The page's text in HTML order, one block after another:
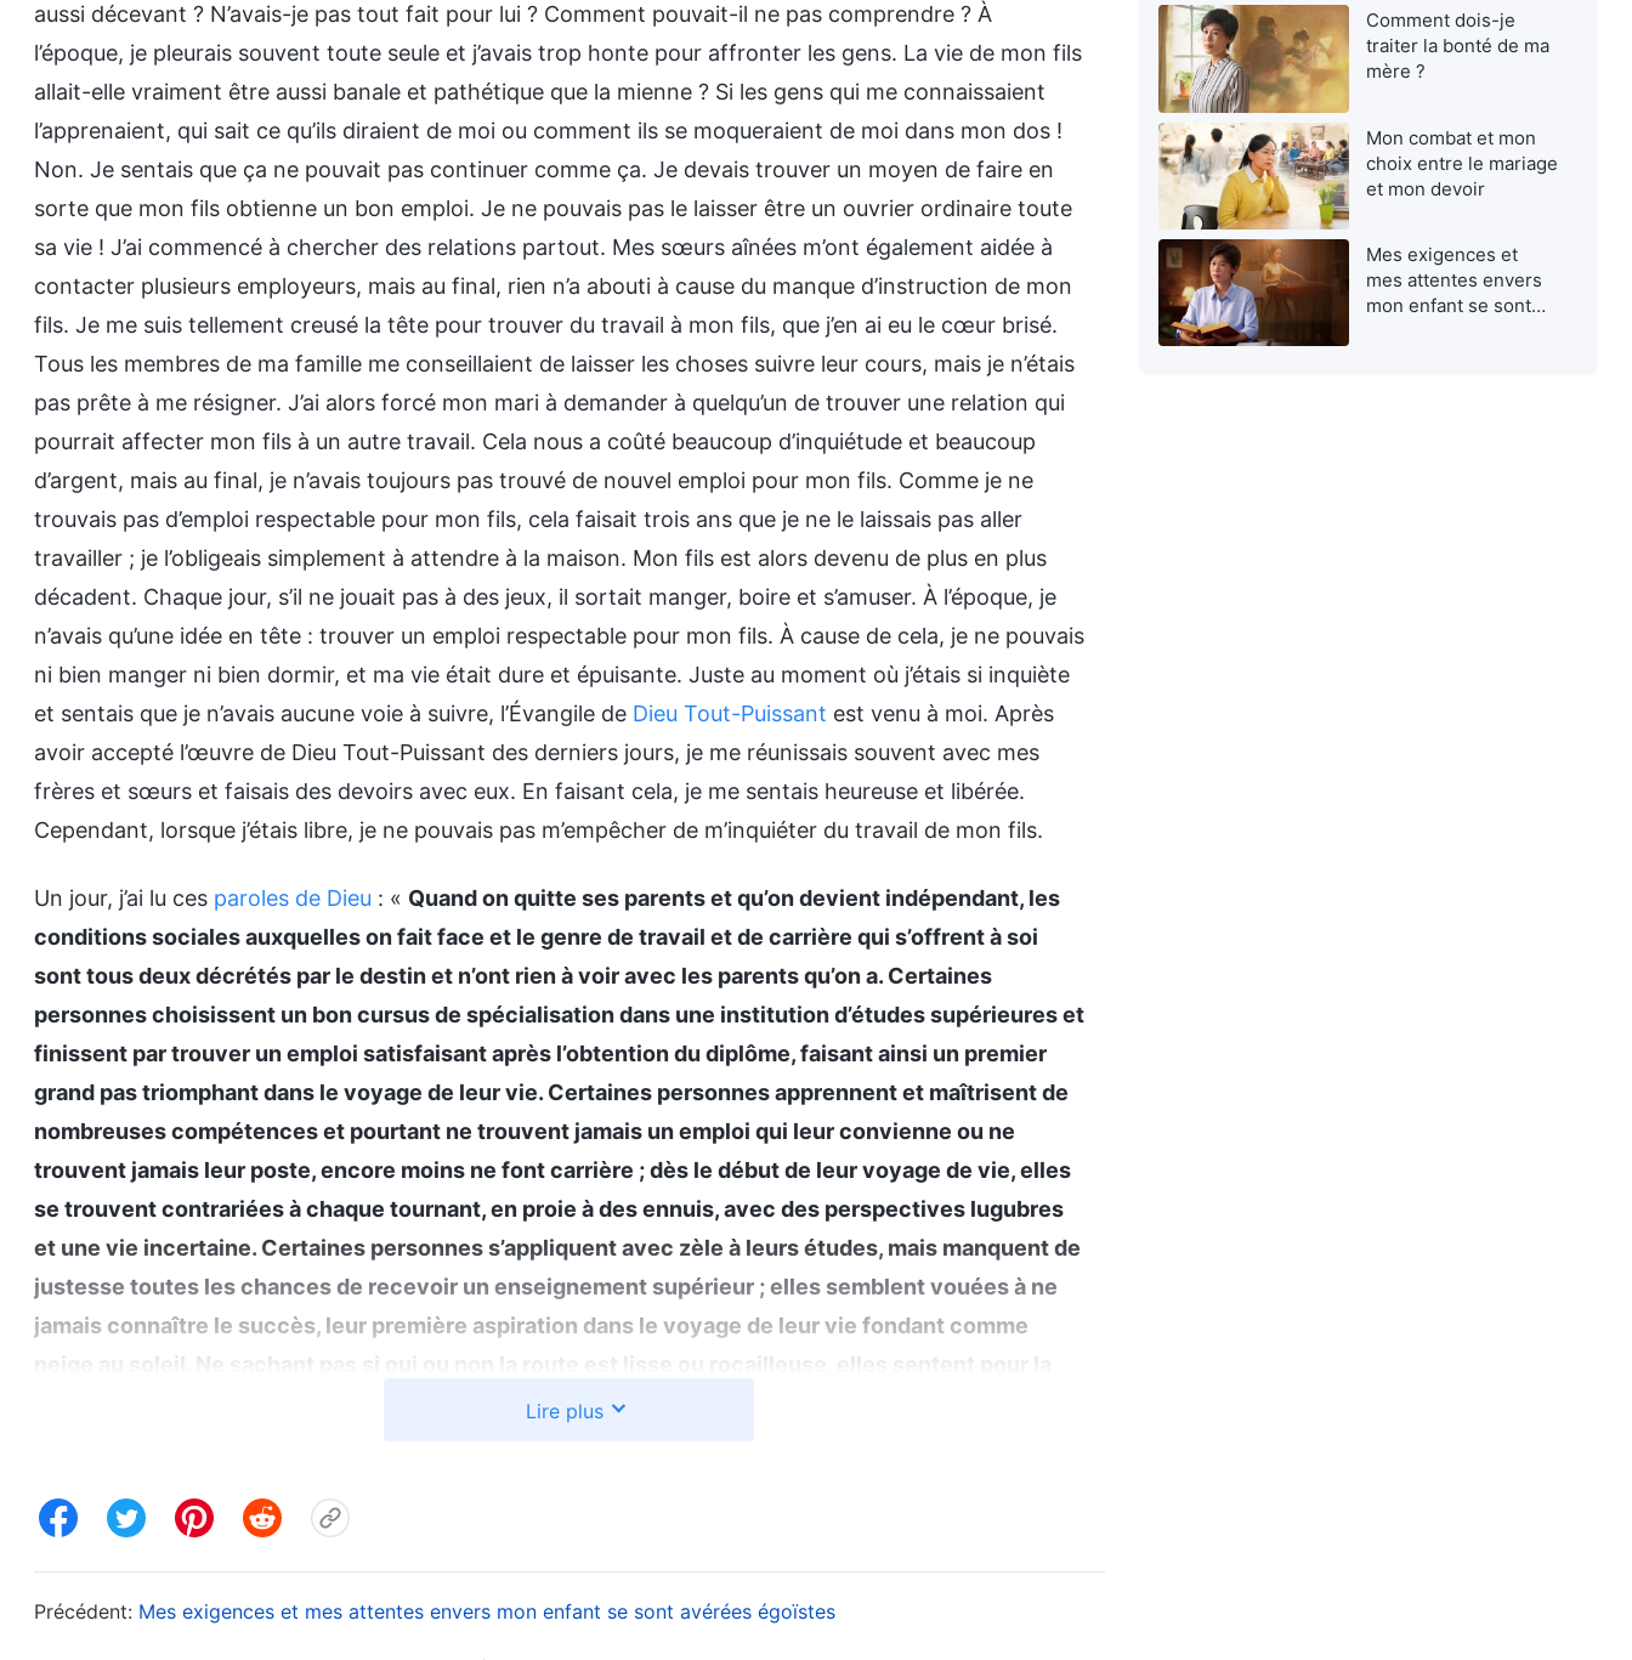
aussi décevant ? N’avais-je pas tout fait pour lui ? Comment pouvait-il ne pas comprendre ? À
l’époque, je pleurais souvent toute seule et j’avais trop honte pour affronter les gens. La vie de mon fils
allait-elle vraiment être aussi banale et pathétique que la mienne ? Si les gens qui me connaissaient
l’apprenaient, qui sait ce qu’ils diraient de moi ou comment ils se moqueraient de moi dans mon dos !
Non. Je sentais que ça ne pouvait pas continuer comme ça. Je devais trouver un moyen de faire en
sorte que mon fils obtienne un bon emploi. Je ne pouvais pas le laisser être un ouvrier ordinaire toute
sa vie ! J’ai commencé à chercher des relations partout. Mes sœurs aînées m’ont également aidée à
contacter plusieurs employeurs, mais au final, rien n’a abouti à cause du manque d’instruction de mon
fils. Je me suis tellement creusé la tête pour trouver du travail à mon fils, que j’en ai eu le cœur brisé.
Tous les membres de ma famille me conseillaient de laisser les choses suivre leur cours, mais je n’étais
pas prête à me résigner. J’ai alors forcé mon mari à demander à quelqu’un de trouver une relation qui
pourrait affecter mon fils à un autre travail. Cela nous a coûté beaucoup d’inquiétude et beaucoup
d’argent, mais au final, je n’avais toujours pas trouvé de nouvel emploi pour mon fils. Comme je ne
trouvais pas d’emploi respectable pour mon fils, cela faisait trois ans que je ne le laissais pas aller
travailler ; je l’obligeais simplement à attendre à la maison. Mon fils est alors devenu de plus en plus
décadent. Chaque jour, s’il ne jouait pas à des jeux, il sortait manger, boire et s’amuser. À l’époque, je
n’avais qu’une idée en tête : trouver un emploi respectable pour mon fils. À cause de cela, je ne pouvais
ni bien manger ni bien dormir, et ma vie était dure et épuisante. Juste au moment où j’étais si inquiète
et sentais que je n’avais aucune voie à suivre, l’Évangile de Dieu Tout-Puissant est venu à moi. Après
avoir accepté l’œuvre de Dieu Tout-Puissant des derniers jours, je me réunissais souvent avec mes
frères et sœurs et faisais des devoirs avec eux. En faisant cela, je me sentais heureuse et libérée.
Cependant, lorsque j’étais libre, je ne pouvais pas m’empêcher de m’inquiéter du travail de mon fils.
Un jour, j’ai lu ces paroles de Dieu : « Quand on quitte ses parents et qu’on devient indépendant, les
conditions sociales auxquelles on fait face et le genre de travail et de carrière qui s’offrent à soi
sont tous deux décrétés par le destin et n’ont rien à voir avec les parents qu’on a. Certaines
personnes choisissent un bon cursus de spécialisation dans une institution d’études supérieures et
finissent par trouver un emploi satisfaisant après l’obtention du diplôme, faisant ainsi un premier
grand pas triomphant dans le voyage de leur vie. Certaines personnes apprennent et maîtrisent de
nombreuses compétences et pourtant ne trouvent jamais un emploi qui leur convienne ou ne
trouvent jamais leur poste, encore moins ne font carrière ; dès le début de leur voyage de vie, elles
se trouvent contrariées à chaque tournant, en proie à des ennuis, avec des perspectives lugubres
et une vie incertaine. Certaines personnes s’appliquent avec zèle à leurs études, mais manquent de
justesse toutes les chances de recevoir un enseignement supérieur ; elles semblent vouées à ne
jamais connaître le succès, leur première aspiration dans le voyage de leur vie fondant comme
neige au soleil. Ne sachant pas si oui ou non la route est lisse ou rocailleuse, elles sentent pour la
première fois comment la destinée humaine est pleine de variables et considèrent donc la vie avec
gagnent de l’argent dans les affaires et sont ainsi en mesure de subvenir à leurs besoins… L’emploi
mauvais choix dans ces domaines ? Ces choses-là sont-elles en harmonie avec les désirs que l’on a
Lire plus
Précédent: Mes exigences et mes attentes envers mon enfant se sont avérées égoïstes
Comment dois-je
traiter la bonté de ma
mère ?
Mon combat et mon
choix entre le mariage
et mon devoir
Mes exigences et
mes attentes envers
mon enfant se sont